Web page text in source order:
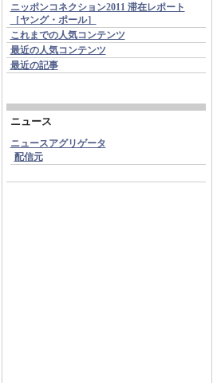
ニッポンコネクション2011 滞在レポート
［ヤング・ポール］
これまでの人気コンテンツ
最近の人気コンテンツ
最近の記事
ニュース
ニュースアグリゲータ
配信元